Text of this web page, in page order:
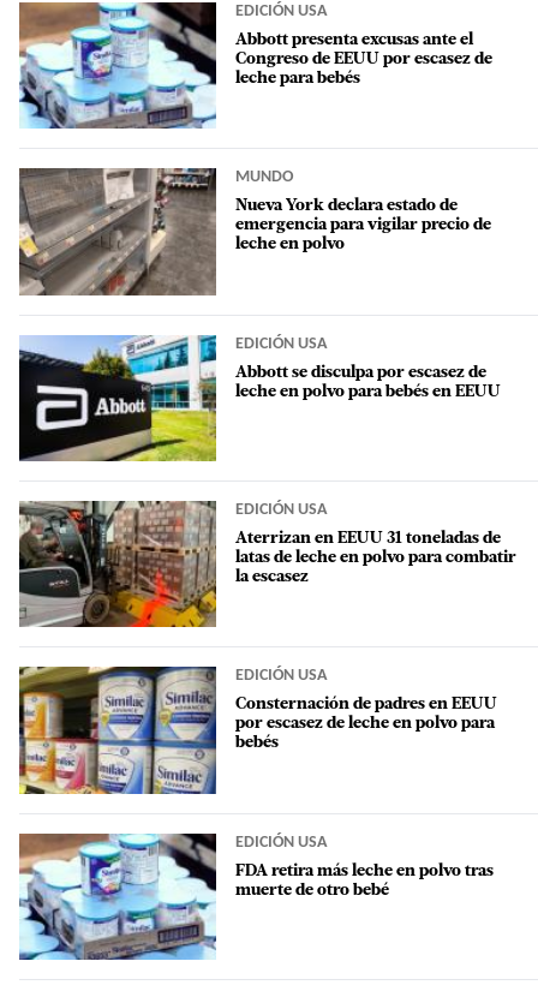
EDICIÓN USA
Abbott presenta excusas ante el
Congreso de EEUU por escasez de
leche para bebés
MUNDO
Nueva York declara estado de
emergencia para vigilar precio de
leche en polvo
EDICIÓN USA
Abbott se disculpa por escasez de
leche en polvo para bebés en EEUU
EDICIÓN USA
Aterrizan en EEUU 31 toneladas de
latas de leche en polvo para combatir
la escasez
EDICIÓN USA
Consternación de padres en EEUU
por escasez de leche en polvo para
bebés
EDICIÓN USA
FDA retira más leche en polvo tras
muerte de otro bebé